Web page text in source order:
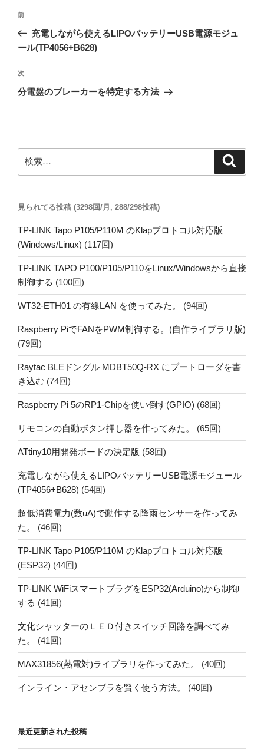
投
ゲ
ー
前
の
前
充電しながら使えるLIPOバッテリーUSB電源モジュ
ール(TP4056+B628)
次
の
次
分電盤のブレーカーを特定する方法
索:
見られてる投稿 (3298回/月, 288/298投稿)
TP-LINK Tapo P105/P110M のKlapプロトコル対応版
(Windows/Linux) (117回)
TP-LINK TAPO P100/P105/P110をLinux/Windowsから直接
制御する (100回)
WT32-ETH01 の有線LAN を使ってみた。 (94回)
Raspberry PiでFANをPWM制御する。(自作ライブラリ版)
(79回)
Raytac BLEドングル MDBT50Q-RX にブートローダを書
き込む (74回)
Raspberry Pi 5のRP1-Chipを使い倒す(GPIO) (68回)
リモコンの自動ボタン押し器を作ってみた。 (65回)
ATtiny10用開発ボードの決定版 (58回)
充電しながら使えるLIPOバッテリーUSB電源モジュール
(TP4056+B628) (54回)
超低消費電力(数uA)で動作する降雨センサーを作ってみ
た。
(46回)
TP-LINK Tapo P105/P110M のKlapプロトコル対応版
(ESP32) (44回)
TP-LINK WiFiスマートプラグをESP32(Arduino)から制御
する (41回)
文化シャッターのＬＥＤ付きスイッチ回路を調べてみ
た。
(41回)
MAX31856(熱電対)ライブラリを作ってみた。 (40回)
インライン・アセンブラを賢く使う方法。 (40回)
最近更新された投稿